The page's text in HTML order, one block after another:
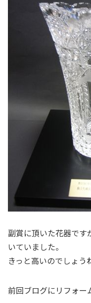
副賞に頂いた花器です
いていました。
きっと高いのでしょう
前回ブログにリフォー